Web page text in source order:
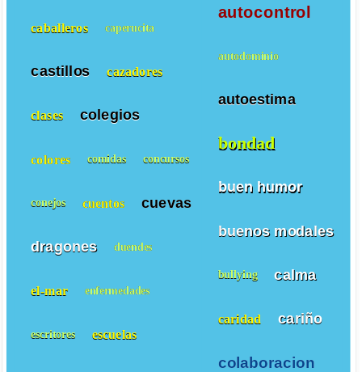
autocontrol
autodominio
autoestima
bondad
buen humor
buenos modales
bullying calma
caridad cariño
colaboracion
caballeros caperucita
castillos cazadores
clases colegios
colores comidas concursos
conejos cuentos cuevas
dragones duendes
el-mar enfermedades
escritores escuelas